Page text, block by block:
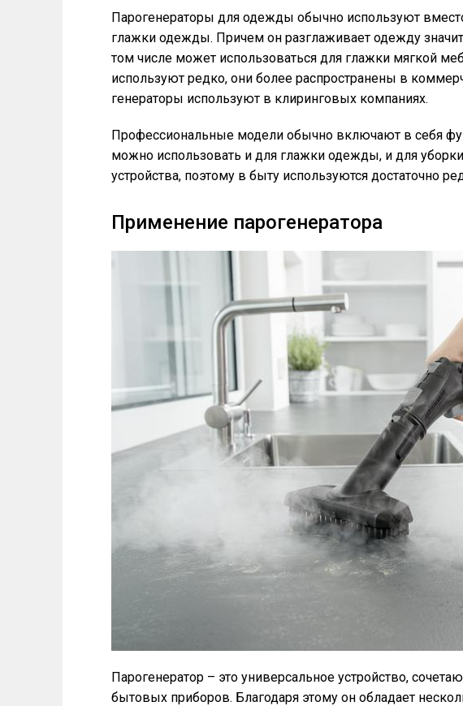
Парогенераторы для одежды обычно используют
глажки одежды. Причем он разглаживает одежду
том числе может использоваться для глажки мягкой
используют редко, они более распространены в
генераторы используют в клиринговых компаниях.
Профессиональные модели обычно включают в себя
можно использовать и для глажки одежды, и для
устройства, поэтому в быту используются достаточно
Применение парогенератора
Парогенератор – это универсальное устройство,
бытовых приборов. Благодаря этому он обладает